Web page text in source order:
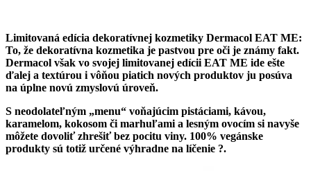
Limitovaná edícia dekoratívnej kozmetiky Dermacol EAT ME:
To, že dekoratívna kozmetika je pastvou pre oči je známy fakt.
Dermacol však vo svojej limitovanej edícii EAT ME ide ešte
ďalej a textúrou i vôňou piatich nových produktov ju posúva
na úplne novú zmyslovú úroveň.
S neodolateľným „menu“ voňajúcim pistáciami, kávou,
karamelom, kokosom či marhuľami a lesným ovocím si navyše
môžete dovoliť zhrešiť bez pocitu viny. 100% vegánske
produkty sú totiž určené výhradne na líčenie ?.